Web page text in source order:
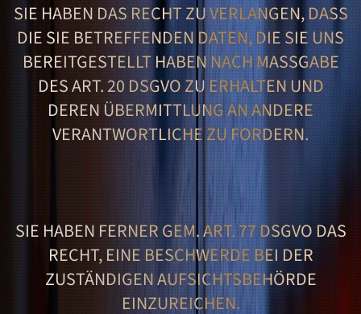
SIE HABEN DAS RECHT ZU VERLANGEN, DASS
DIE SIE BETREFFENDEN DATEN, DIE SIE UNS
BEREITGESTELLT HABEN NACH MASSGABE D
ES ART. 20 DSGVO ZU ERHALTEN UND D
EREN ÜBERMITTLUNG AN ANDERE V
ERANTWORTLICHE ZU FORDERN.
SIE HABEN FERNER GEM. ART. 77 DSGVO DAS
RECHT, EINE BESCHWERDE BEI DER
ZUSTÄNDIGEN AUFSICHTSBEHÖRDE
EINZUREICHEN.